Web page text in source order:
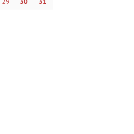
29 30 31